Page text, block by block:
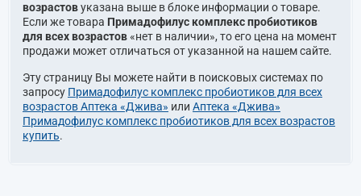
возрастовуказана выше в блоке информации о товаре.
Если же товара Примадофилус комплекс пробиотиков
для всех возрастов«нет в наличии», то его цена на момент
продажи может отличаться от указанной на нашем сайте.
Эту страницу Вы можете найти в поисковых системах по
запросу Примадофилус комплекс пробиотиков для всех
возрастов Аптека «Джива» или Аптека «Джива»
Примадофилус комплекс пробиотиков для всех возрастов
купить.